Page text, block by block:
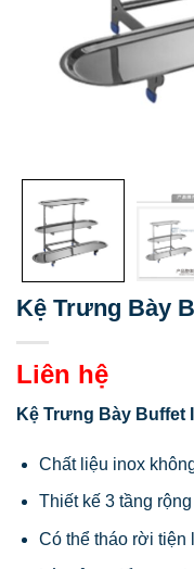
Kệ Trưng Bày
Liên hệ
Kệ Trưng Bày Buffet
Chất liệu inox
Thiết kế 3 tầng
Có thể tháo rời tiện